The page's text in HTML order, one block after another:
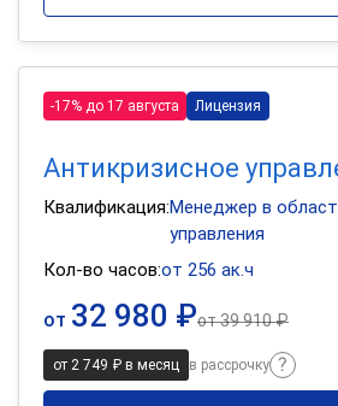
-17% до 17 августа Лицензия
Антикризисное
Квалификация:Менеджер в
управления
Кол-во часов:от 256 ак.ч
от 32 980 ₽от39 910 ₽
от 2 749 ₽ в месяц в рассрочку